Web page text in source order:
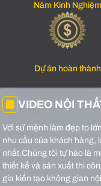
Năm Kinh Nghiệm
Dự án hoàn thành
VIDEO NỘI
Với sứ mệnh làm đẹp to
nhu cầu của khách hàng,
nhất.Chúng tôi tự hào là
thiết kế và sản xuất thi
gia kiến tạo không gian